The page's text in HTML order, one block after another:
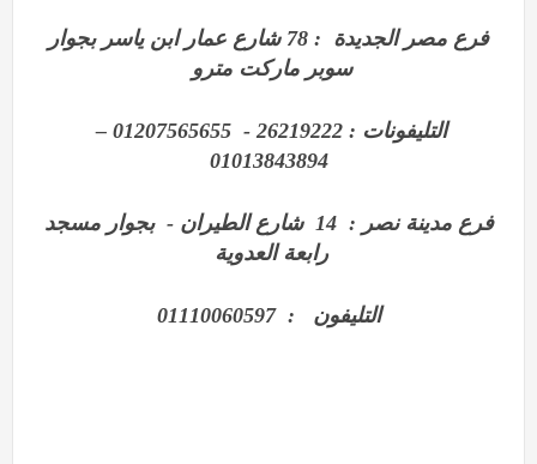
فرع مصر الجديدة : 78 شارع عمار ابن ياسر بجوار
سوبر ماركت مترو
التليفونات : 26219222 - 01207565655 –
01013843894
فرع مدينة نصر : 14 شارع الطيران - بجوار مسجد
رابعة العدوية
التليفون : 01110060597